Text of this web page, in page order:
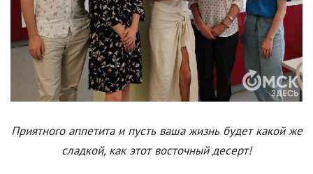
Приятного аппетита и пусть ваша жизнь будет какой же
сладкой, как этот восточный десерт!